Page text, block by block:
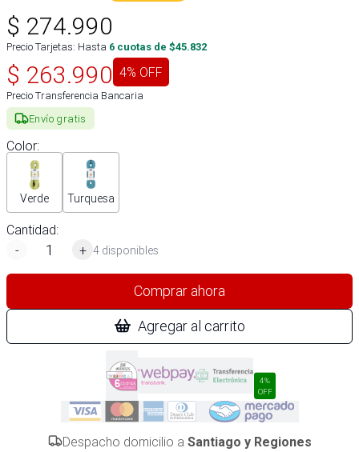
$ 274.990
Precio Tarjetas: Hasta 6 cuotas de $45.832
$ 263.990 4% OFF
Precio Transferencia Bancaria
Envío gratis
Color:
Verde Turquesa
Cantidad:
-
+ 4 disponibles
Comprar ahora
Agregar al carrito
4%
OFF
Despacho domicilio a Santiago y Regiones